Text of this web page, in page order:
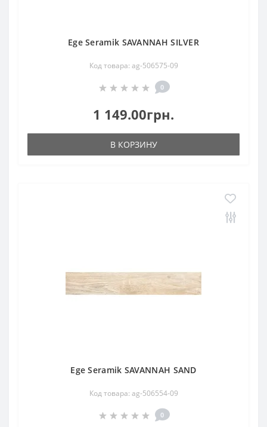
Ege Seramik SAVANNAH SILVER
Код товара: ag-506575-09
0
1 149.00грн.
В КОРЗИНУ
Ege Seramik SAVANNAH SAND
Код товара: ag-506554-09
0